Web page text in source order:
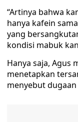
“Artinya bahwa
hanya kafein
yang
kondisi mabuk
Hanya saja, Agus
menetapkan
menyebut